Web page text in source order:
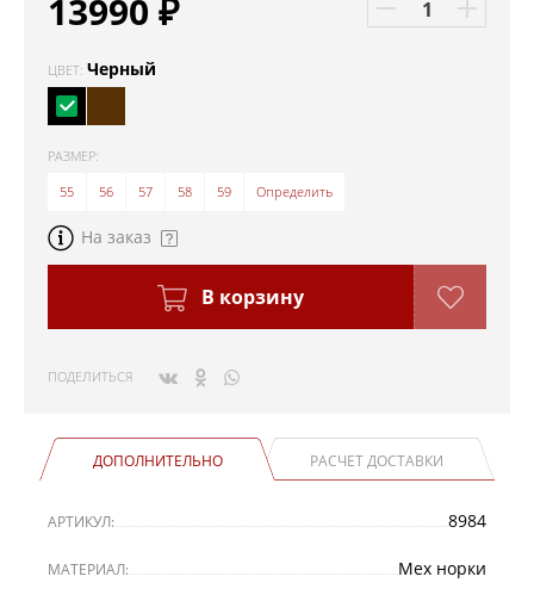
13990 ₽
ЦВЕТ: Черный
РАЗМЕР:
55
56 57 58 59 Определить
На заказ
В корзину
ПОДЕЛИТЬСЯ
ДОПОЛНИТЕЛЬНО РАСЧЕТ ДОСТАВКИ
АРТИКУЛ: 8984
МАТЕРИАЛ: Мех норки